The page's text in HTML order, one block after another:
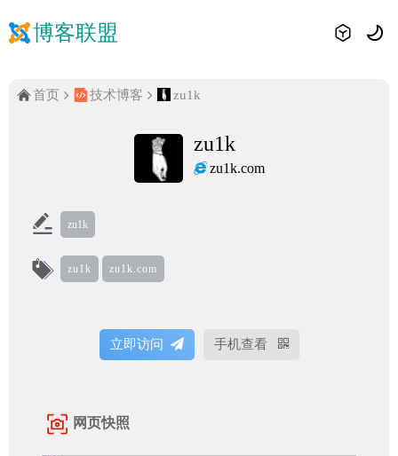
博客联盟
首页 技术博客 zu1k
zu1k
zu1k.com
zu1k
zu1k zu1k.com
立即访问 手机查看
网页快照